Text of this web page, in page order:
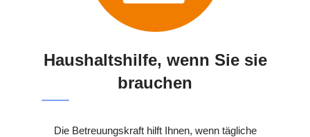
Haushaltshilfe, wenn Sie sie
brauchen
Die Betreuungskraft hilft Ihnen, wenn tägliche